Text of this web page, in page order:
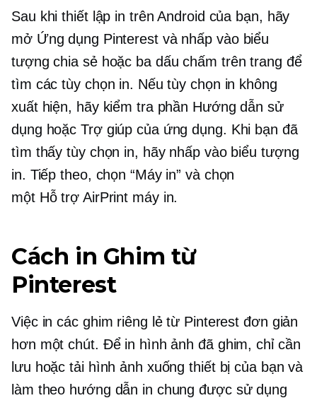
Sau khi thiết lập in trên Android của bạn, hãy
mở Ứng dụng Pinterest và nhấp vào biểu
tượng chia sẻ hoặc ba dấu chấm trên trang để
tìm các tùy chọn in. Nếu tùy chọn in không
xuất hiện, hãy kiểm tra phần Hướng dẫn sử
dụng hoặc Trợ giúp của ứng dụng. Khi bạn đã
tìm thấy tùy chọn in, hãy nhấp vào biểu tượng
in. Tiếp theo, chọn “Máy in” và chọn
một Hỗ trợ AirPrint máy in.
Cách in Ghim từ
Pinterest
Việc in các ghim riêng lẻ từ Pinterest đơn giản
hơn một chút. Để in hình ảnh đã ghim, chỉ cần
lưu hoặc tải hình ảnh xuống thiết bị của bạn và
làm theo hướng dẫn in chung được sử dụng